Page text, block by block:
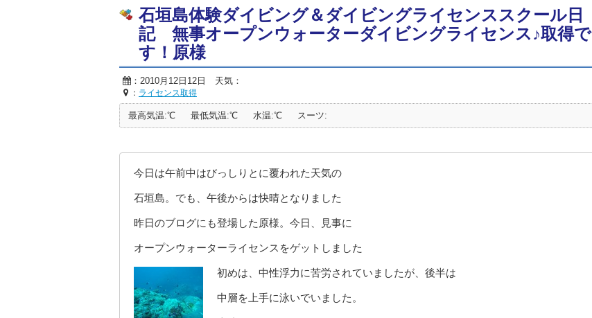
石垣島体験ダイビング＆ダイビングライセンススクール日
記 無事オープンウォーターダイビングライセンス♪取得で
す！原様
：2010月12日12日 天気：
： ライセンス取得
最高気温:℃ 最低気温:℃ 水温:℃ スーツ:
今日は午前中はびっしりとに覆われた天気の
石垣島。でも、午後からは快晴となりました
昨日のブログにも登場した原様。今日、見事に
オープンウォーターライセンスをゲットしました
初めは、中性浮力に苦労されていましたが、後半は
中層を上手に泳いでいました。